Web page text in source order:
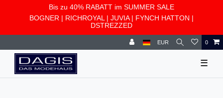
Bis zu 40% RABATT im SUMMER SALE
BOGNER | RICHROYAL | JUVIA| FYNCH HATTON |
DSTREZZED
EUR 0
☰